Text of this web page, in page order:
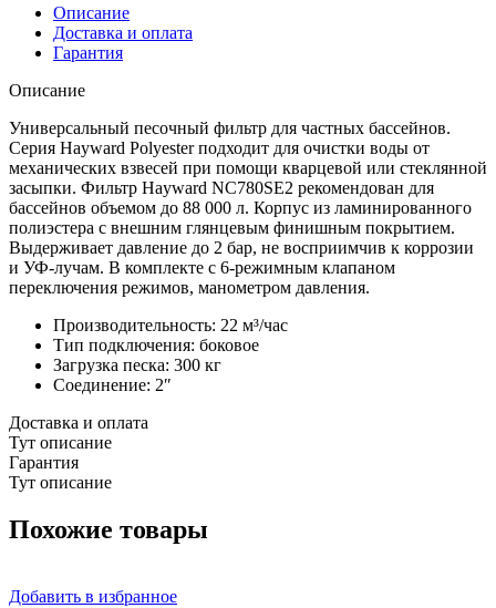
Описание
Доставка и оплата
Гарантия
Описание
Универсальный песочный фильтр для частных бассейнов.
Серия Hayward Polyester подходит для очистки воды от
механических взвесей при помощи кварцевой или стеклянной
засыпки. Фильтр Hayward NC780SE2 рекомендован для
бассейнов объемом до 88 000 л. Корпус из ламинированного
полиэстера с внешним глянцевым финишным покрытием.
Выдерживает давление до 2 бар, не восприимчив к коррозии
и УФ-лучам. В комплекте с 6-режимным клапаном
переключения режимов, манометром давления.
Производительность: 22 м³/час
Тип подключения: боковое
Загрузка песка: 300 кг
Соединение: 2″
Доставка и оплата
Тут описание
Гарантия
Тут описание
Похожие товары
Добавить в избранное